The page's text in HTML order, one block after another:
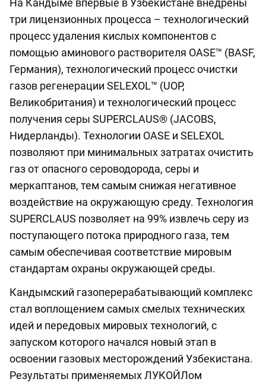
На Кандыме впервые в Узбекистане внедрены
три лицензионных процесса – технологический
процесс удаления кислых компонентов с
помощью аминового растворителя OASE™ (BASF,
Германия), технологический процесс очистки
газов регенерации SELEXOL™ (UOP,
Великобритания) и технологический процесс
получения серы SUPERCLAUS® (JACOBS,
Нидерланды). Технологии OASE и SELEXOL
позволяют при минимальных затратах очистить
газ от опасного сероводорода, серы и
меркаптанов, тем самым снижая негативное
воздействие на окружающую среду. Технология
SUPERCLAUS позволяет на 99% извлечь серу из
поступающего потока природного газа, тем
самым обеспечивая соответствие мировым
стандартам охраны окружающей среды.
Кандымский газоперерабатывающий комплекс
стал воплощением самых смелых технических
идей и передовых мировых технологий, с
запуском которого начался новый этап в
освоении газовых месторождений Узбекистана.
Результаты применяемых ЛУКОЙЛом